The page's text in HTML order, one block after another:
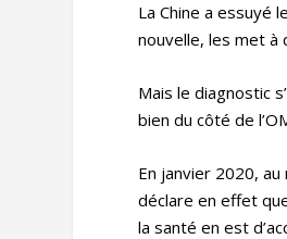
La Chine a essuyé
nouvelle, les met à
Mais le diagnostic
bien du côté de
En janvier 2020,
déclare en effet
la santé en est